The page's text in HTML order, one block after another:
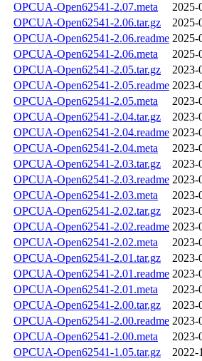
OPCUA-Open62541-2.07.meta
2025-
OPCUA-Open62541-2.06.tar.gz
2025-
OPCUA-Open62541-2.06.readme 2025-
OPCUA-Open62541-2.06.meta
2025-
OPCUA-Open62541-2.05.tar.gz
2023-
OPCUA-Open62541-2.05.readme 2023-
OPCUA-Open62541-2.05.meta
2023-
OPCUA-Open62541-2.04.tar.gz
2023-
OPCUA-Open62541-2.04.readme 2023-
OPCUA-Open62541-2.04.meta
2023-
OPCUA-Open62541-2.03.tar.gz
2023-
OPCUA-Open62541-2.03.readme 2023-
OPCUA-Open62541-2.03.meta
2023-
OPCUA-Open62541-2.02.tar.gz
2023-
OPCUA-Open62541-2.02.readme 2023-
OPCUA-Open62541-2.02.meta
2023-
OPCUA-Open62541-2.01.tar.gz
2023-
OPCUA-Open62541-2.01.readme 2023-
OPCUA-Open62541-2.01.meta
2023-
OPCUA-Open62541-2.00.tar.gz
2023-
OPCUA-Open62541-2.00.readme 2023-
OPCUA-Open62541-2.00.meta
2023-
OPCUA-Open62541-1.05.tar.gz
2022-